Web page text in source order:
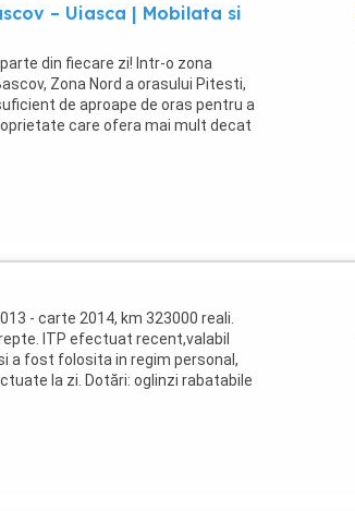
– Uiasca | Mobilata si
din fiecare zi! Intr-o zona
Zona Nord a orasului Pitesti,
de aproape de oras pentru a
care ofera mai mult decat
- carte 2014, km 323000 reali.
ITP efectuat recent,valabil
a fost folosita in regim personal,
la zi. Dotări: oglinzi rabatabile